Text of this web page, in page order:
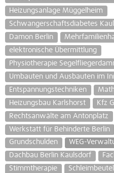
Heizungsanlage Müggelheim
Schwangerschaftsdiabetes
Damon Berlin
elektronische Übermittlung
Physiotherapie
Umbauten und Ausbauten im
Entspannungstechniken
Heizungsbau Karlshorst
Kfz
Rechtsanwälte am Antonplatz
Werkstatt für Behinderte Berlin
Grundschulden
WEG-
Dachbau Berlin Kaulsdorf
Stimmtherapie